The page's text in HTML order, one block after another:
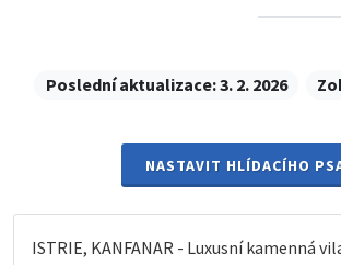
Poslední aktualizace:3. 2. 2026
NASTAVIT HLÍDACÍHO
ISTRIE, KANFANAR - Luxusní kamenná